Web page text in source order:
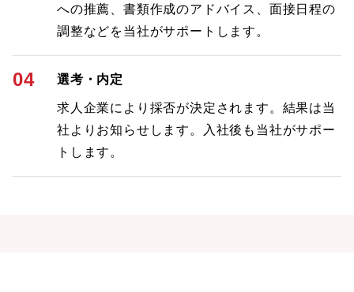
への推薦、書類作成のアドバイス、面接日程の
調整などを当社がサポートします。
04 選考・内定
求人企業により採否が決定されます。結果は当
社よりお知らせします。入社後も当社がサポー
トします。